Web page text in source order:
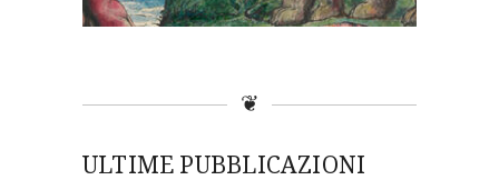
❦
ULTIME PUBBLICAZIONI